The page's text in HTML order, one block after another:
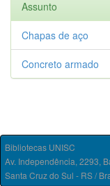
Assunto
Chapas de aço
Concreto armado
Bibliotecas UNISC
Av. Independência, 2293,
Santa Cruz do Sul - RS /